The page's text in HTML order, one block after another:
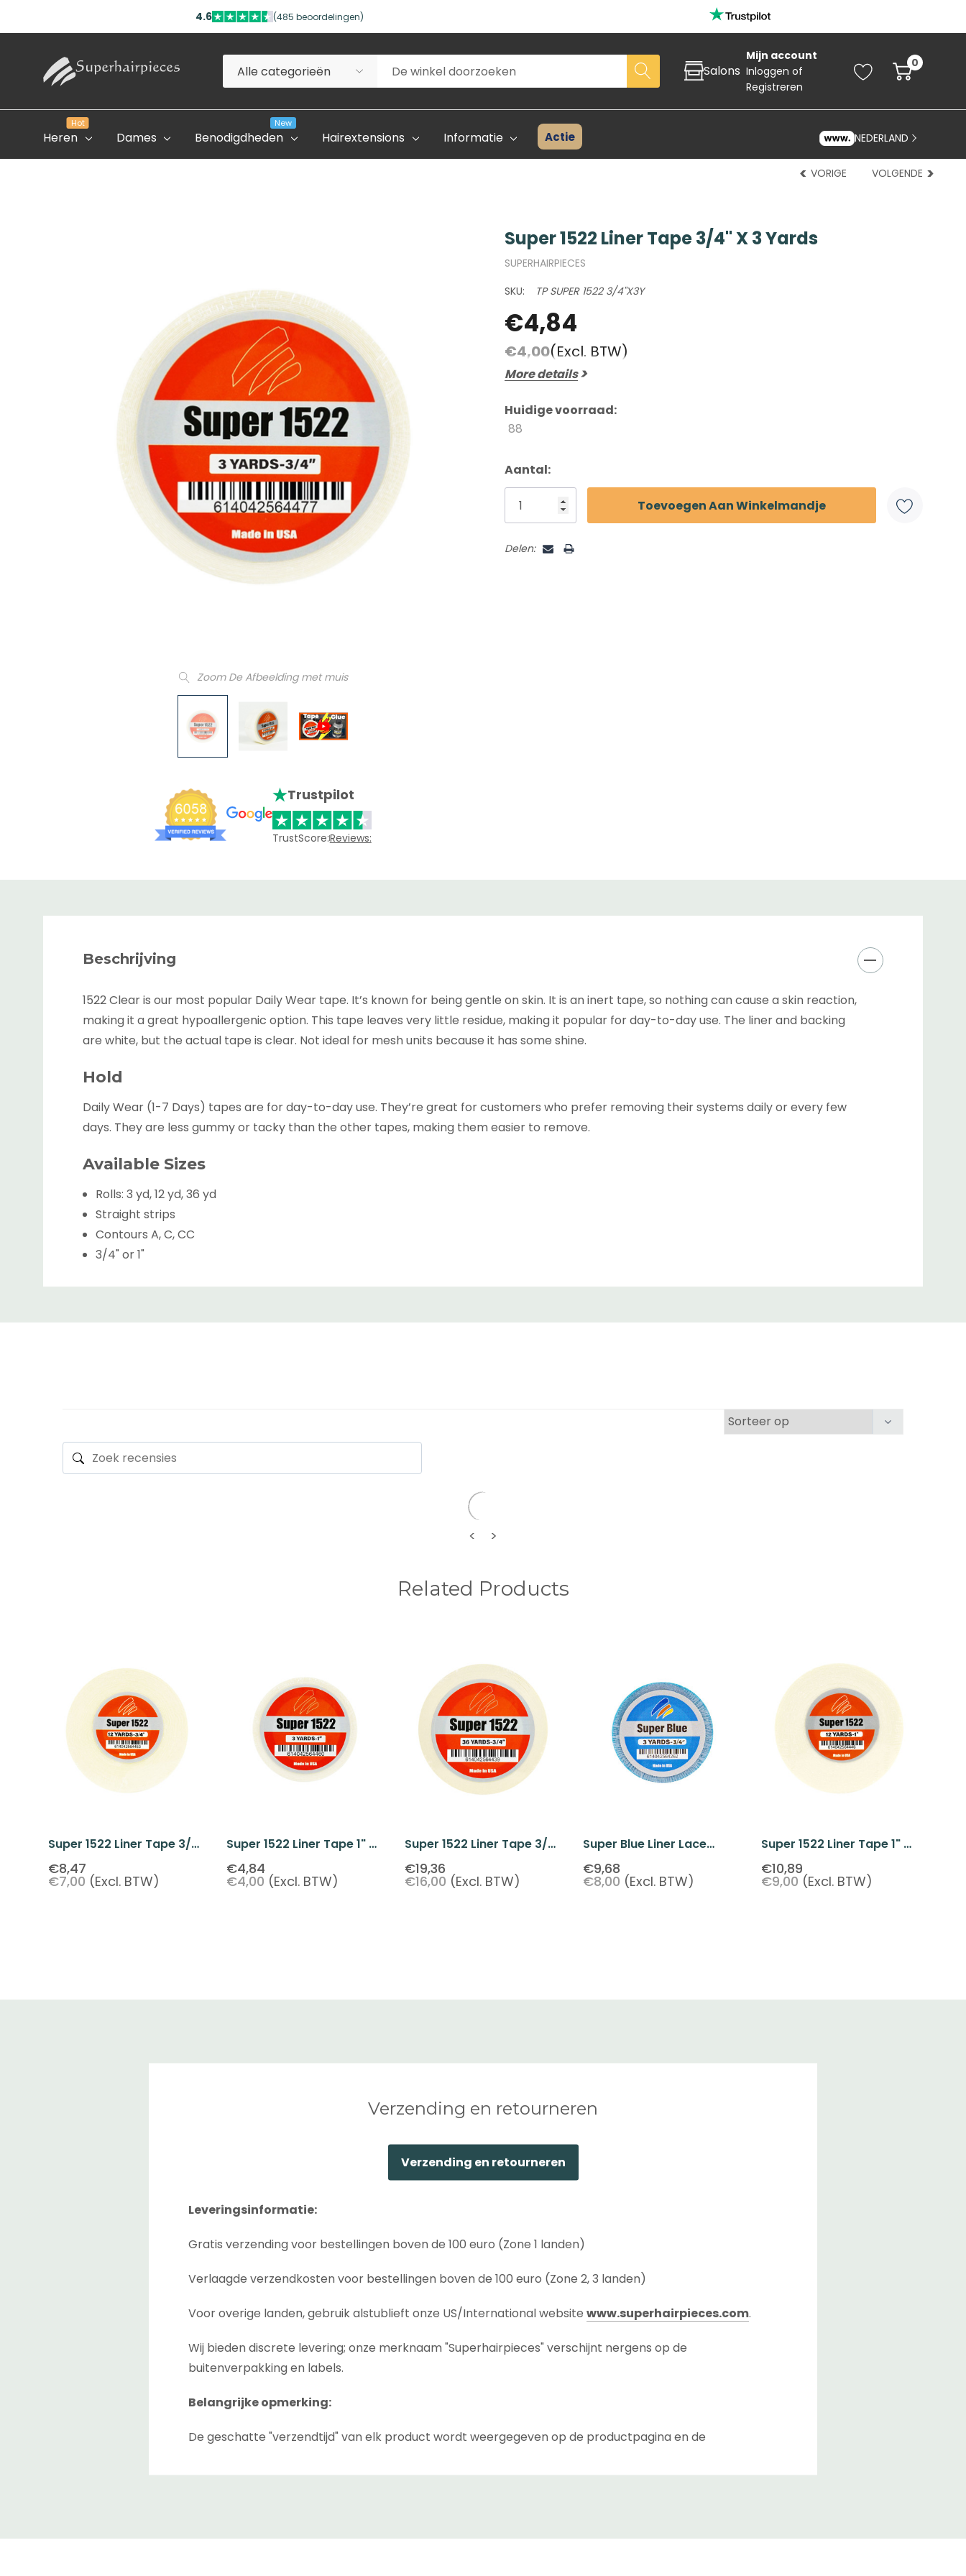
4.6 (485 beoordelingen)
Alle
categorieën
Zoeken Salons
Mijn account
Inloggenof
Registreren
0
Heren
Hot
Dames Benodigdheden
New
Hairextensions Informatie
Professioneel Account
Aanvraagformulier
Beoordelingen En Getuigenissen
Contact
Verzending En Retourneren
Blog
Voorraad Zoeken
Actie NEDERLAND
Zoom De Afbeelding met muis
Trustpilot
TrustScore:Reviews:
VORIGE VOLGENDE
Super 1522 Liner Tape 3/4" X 3 Yards
SUPERHAIRPIECES
SKU:
TP SUPER 1522 3/4"X3Y
€4,84
€4,00(Excl. BTW)
More details
Huidige voorraad:
88
Aantal:
Delen:
Beschrijving
1522 Clear is our most popular Daily Wear tape. It’s known for being gentle on skin. It is an inert tape, so nothing can cause a skin reaction,
making it a great hypoallergenic option. This tape leaves very little residue, making it popular for day-to-day use. The liner and backing
are white, but the actual tape is clear. Not ideal for mesh units because it has some shine.
Hold
Daily Wear (1-7 Days) tapes are for day-to-day use. They’re great for customers who prefer removing their systems daily or every few
days. They are less gummy or tacky than the other tapes, making them easier to remove.
Available Sizes
Rolls: 3 yd, 12 yd, 36 yd
Straight strips
Contours A, C, CC
3/4" or 1"
< >
Related Products
Super 1522 Liner Tape 3/4"
X 12 Yards
€8,47
€7,00 (Excl. BTW)
Super 1522 Liner Tape 1" X
3 Yards
€4,84
€4,00 (Excl. BTW)
Super 1522 Liner Tape 3/4"
X 36 Yards
€19,36
€16,00 (Excl. BTW)
Super Blue Liner Lace
Front Tape 3/4" X 3 Yards
€9,68
€8,00 (Excl. BTW)
Super 1522 Liner Tape 1" X
12 Yards
€10,89
€9,00 (Excl. BTW)
Verzending en retourneren
Verzending en retourneren
Leveringsinformatie:
Gratis verzending voor bestellingen boven de 100 euro (Zone 1 landen)
Verlaagde verzendkosten voor bestellingen boven de 100 euro (Zone 2, 3 landen)
Voor overige landen, gebruik alstublieft onze US/International website www.superhairpieces.com.
Wij bieden discrete levering; onze merknaam "Superhairpieces" verschijnt nergens op de
buitenverpakking en labels.
Belangrijke opmerking:
De geschatte "verzendtijd" van elk product wordt weergegeven op de productpagina en de
tussen magazijnen als we het product niet op voorraad hebben in ons magazijn in Nederland.